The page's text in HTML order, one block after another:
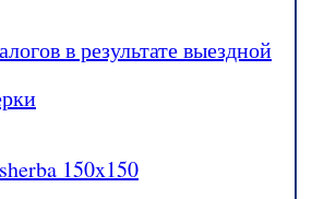
в результате выездной